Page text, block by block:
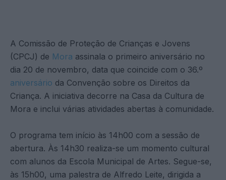
A Comissão de Proteção de Crianças e Jovens
(CPCJ) de Mora assinala o primeiro aniversário no
dia 20 de novembro, data que coincide com o 36.º
aniversário da Convenção sobre os Direitos da
Criança. A iniciativa decorre na Casa da Cultura de
Mora e inclui várias atividades abertas à comunidade.
O programa tem início às 14h00 com a sessão de
abertura. Às 14h30 realiza-se um momento cultural
com alunos da Escola Municipal de Artes. Segue-se,
às 15h00, uma palestra de Alfredo Leite, dirigida a